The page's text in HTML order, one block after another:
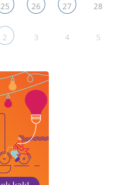
25 26 27 28
2 3 4 5